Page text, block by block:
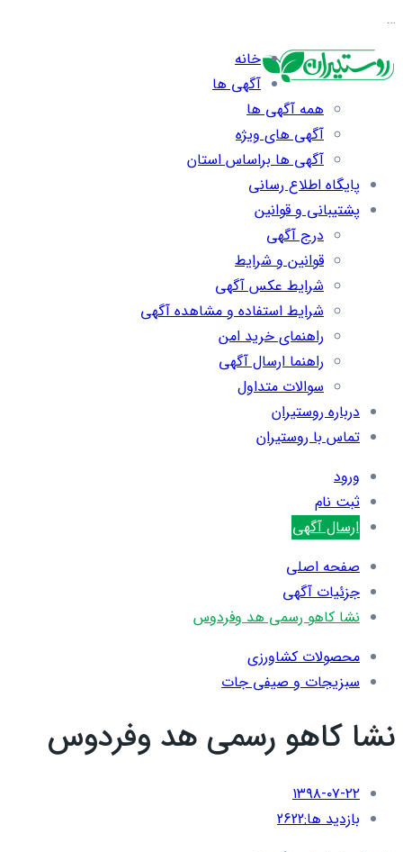
…
خانه
آگهی ها
همه آگهی ها
آگهی های ویژه
آگهی ها براساس استان
پایگاه اطلاع رسانی
پشتیبانی و قوانین
درج آگهی
قوانین و شرایط
شرایط عکس آگهی
شرایط استفاده و مشاهده آگهی
راهنمای خرید امن
راهنما ارسال آگهی
سوالات متداول
درباره روستیران
تماس با روستیران
ورود
ثبت نام
ارسال آگهی
صفحه اصلی
جزئیات آگهی
نشا کاهو رسمی هد وفردوس
محصولات کشاورزی
سبزیجات و صیفی جات
نشا کاهو رسمی هد وفردوس
۱۳۹۸-۰۷-۲۲
بازدید ها:2622